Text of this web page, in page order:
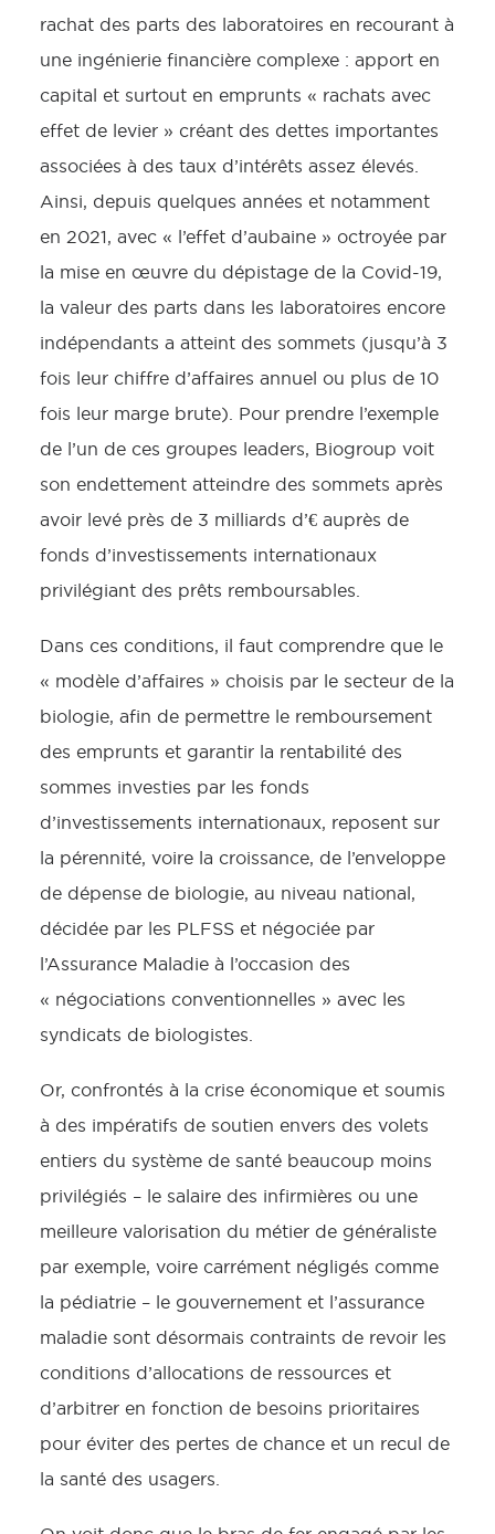
rachat des parts des laboratoires en recourant à
une ingénierie financière complexe : apport en
capital et surtout en emprunts « rachats avec
effet de levier » créant des dettes importantes
associées à des taux d’intérêts assez élevés.
Ainsi, depuis quelques années et notamment
en 2021, avec « l’effet d’aubaine » octroyée par
la mise en œuvre du dépistage de la Covid-19,
la valeur des parts dans les laboratoires encore
indépendants a atteint des sommets (jusqu’à 3
fois leur chiffre d’affaires annuel ou plus de 10
fois leur marge brute). Pour prendre l’exemple
de l’un de ces groupes leaders, Biogroup voit
son endettement atteindre des sommets après
avoir levé près de 3 milliards d’€ auprès de
fonds d’investissements internationaux
privilégiant des prêts remboursables.
Dans ces conditions, il faut comprendre que le
« modèle d’affaires » choisis par le secteur de la
biologie, afin de permettre le remboursement
des emprunts et garantir la rentabilité des
sommes investies par les fonds
d’investissements internationaux, reposent sur
la pérennité, voire la croissance, de l’enveloppe
de dépense de biologie, au niveau national,
décidée par les PLFSS et négociée par
l’Assurance Maladie à l’occasion des
« négociations conventionnelles » avec les
syndicats de biologistes.
Or, confrontés à la crise économique et soumis
à des impératifs de soutien envers des volets
entiers du système de santé beaucoup moins
privilégiés – le salaire des infirmières ou une
meilleure valorisation du métier de généraliste
par exemple, voire carrément négligés comme
la pédiatrie – le gouvernement et l’assurance
maladie sont désormais contraints de revoir les
conditions d’allocations de ressources et
d’arbitrer en fonction de besoins prioritaires
pour éviter des pertes de chance et un recul de
la santé des usagers.